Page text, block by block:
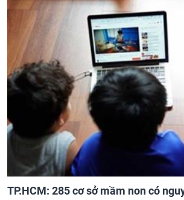
TP.HCM: 285 cơ sở mầm non có